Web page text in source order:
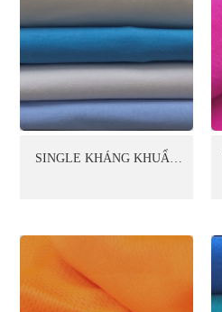
SINGLE KHÁNG KHUẨN